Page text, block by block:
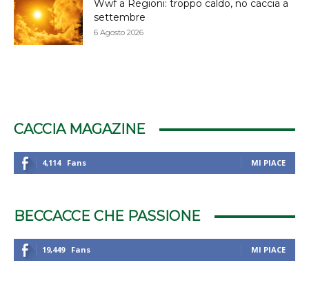
Wwf a Regioni: troppo caldo, no caccia a
settembre
6 Agosto 2026
CACCIA MAGAZINE
4,114 Fans MI PIACE
BECCACCE CHE PASSIONE
19,449 Fans MI PIACE